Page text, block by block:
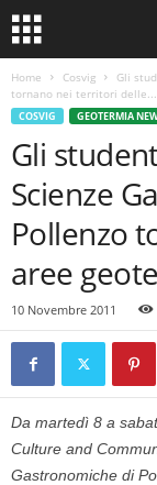
Home Cosvig
Gli
tornano nei territori delle...
COSVIG GEOTERMIA
Gli
Scienze
Pollenzo
aree
10 Novembre 2011
Da martedì 8 a
Culture and
Gastronomiche di